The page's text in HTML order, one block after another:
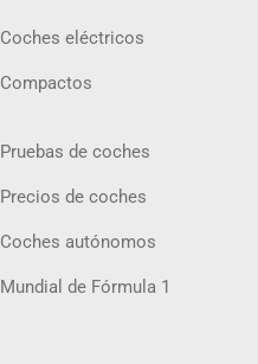
Coches eléctricos
Compactos
Pruebas de coches
Precios de coches
Coches autónomos
Mundial de Fórmula 1